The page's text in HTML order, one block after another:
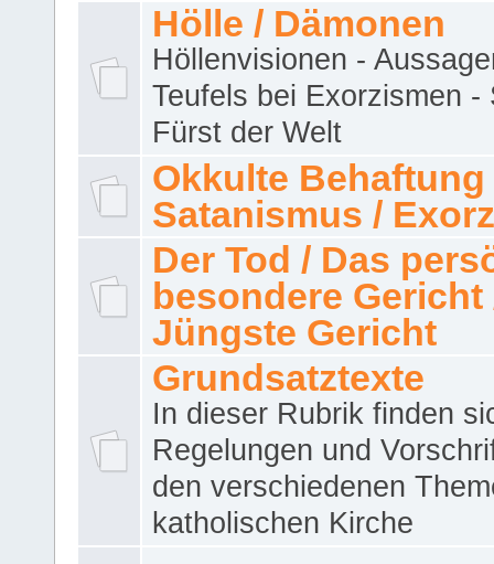
Hölle / Dämonen
Höllenvisionen -
Teufels bei Exorzismen -
Fürst der Welt
Okkulte Behaftung
Satanismus /
Der Tod / Das
besondere Gericht
Jüngste Gericht
Grundsatztexte
In dieser Rubrik finden
Regelungen und
den verschiedenen
katholischen Kirche